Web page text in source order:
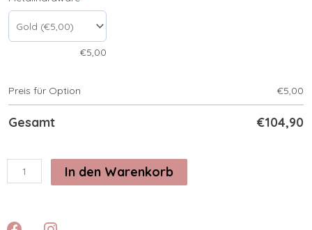
€5,00
Preis für Option €5,00
Gesamt €104,90
In den Warenkorb